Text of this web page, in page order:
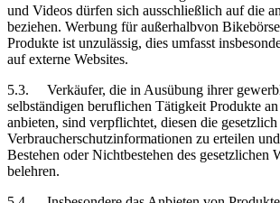
und Videos dürfen sich ausschließlich auf die
beziehen. Werbung für außerhalbvon
Produkte ist unzulässig, dies umfasst
auf externe Websites.
5.3.
Verkäufer, die in Ausübung ihrer
selbständigen beruflichen Tätigkeit Produkte
anbieten, sind verpflichtet, diesen die
Verbraucherschutzinformationen zu erteilen
Bestehen oder Nichtbestehen des gesetzlichen
belehren.